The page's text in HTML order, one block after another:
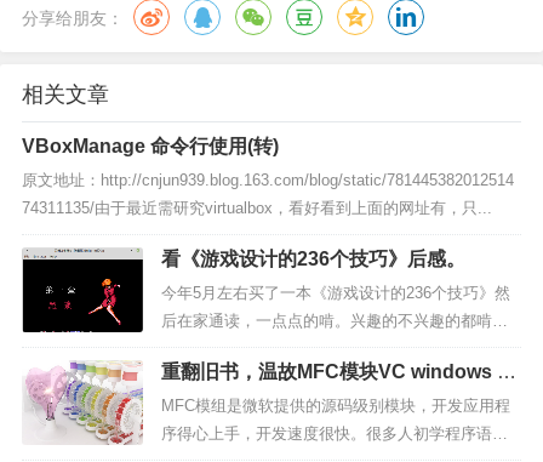
分享给朋友：
相关文章
VBoxManage 命令行使用(转)
原文地址：http://cnjun939.blog.163.com/blog/static/781445382012514
74311135/由于最近需研究virtualbox，看好看到上面的网址有，只...
看《游戏设计的236个技巧》后感。
今年5月左右买了一本《游戏设计的236个技巧》然
后在家通读，一点点的啃。兴趣的不兴趣的都啃
光。游戏设计技巧，这本书写得还不错，不过有很
多例子，不是举一反三，而是从一到三。它涵盖了
一些耐玩的游戏。比如游...
重翻旧书，温故MFC模块VC windows 编
程。
MFC模组是微软提供的源码级别模块，开发应用程
序得心上手，开发速度很快。很多人初学程序语